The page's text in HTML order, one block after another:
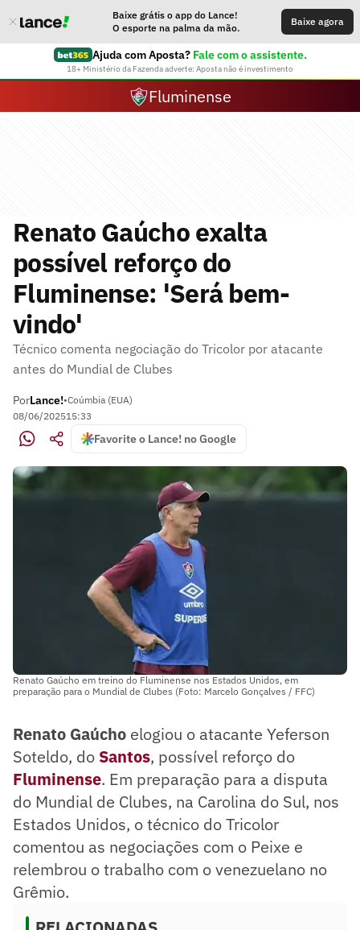
Baixe grátis o app do Lance!
O esporte na palma da mão.
Baixe agora
Ajuda com Aposta? Fale com o assistente.
18+ Ministério da Fazenda adverte: Aposta não é investimento
Fluminense
Renato Gaúcho exalta
possível reforço do
Fluminense: 'Será bem-
vindo'
Técnico comenta negociação do Tricolor por atacante
antes do Mundial de Clubes
PorLance!•Coúmbia (EUA)
08/06/202515:33
Favorite o Lance! no Google
Renato Gaúcho em treino do Fluminense nos Estados Unidos, em
preparação para o Mundial de Clubes (Foto: Marcelo Gonçalves / FFC)
Renato Gaúcho elogiou o atacante Yeferson
Soteldo, do Santos, possível reforço do
Fluminense. Em preparação para a disputa
do Mundial de Clubes, na Carolina do Sul, nos
Estados Unidos, o técnico do Tricolor
comentou as negociações com o Peixe e
relembrou o trabalho com o venezuelano no
Grêmio.